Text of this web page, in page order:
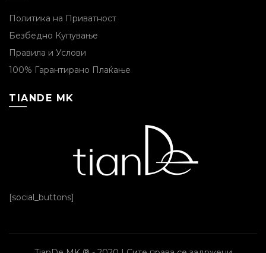
Политика на Приватност
Безбедно Купување
Правила и Услови
100% Гарантирано Плаќање
TIANDE MK
[social_buttons]